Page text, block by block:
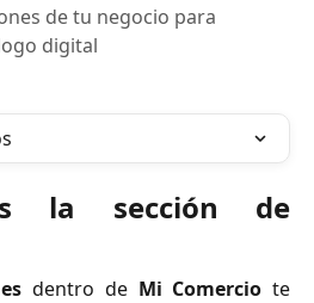
de tu negocio para
digital
la sección de
dentro de Mi Comercio te